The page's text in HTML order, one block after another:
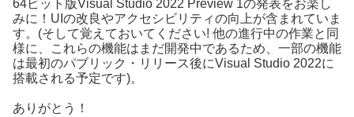
64ビット版Visual Studio 2022 Preview 1の発表をお楽し
みに！UIの改良やアクセシビリティの向上が含まれていま
す。(そして覚えておいてください! 他の進行中の作業と同
様に、これらの機能はまだ開発中であるため、一部の機能
は最初のパブリック・リリース後にVisual Studio 2022に
搭載される予定です)。
ありがとう！